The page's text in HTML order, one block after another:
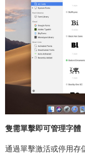
隻需單擊即可管理字體
通過單擊激活或停用存